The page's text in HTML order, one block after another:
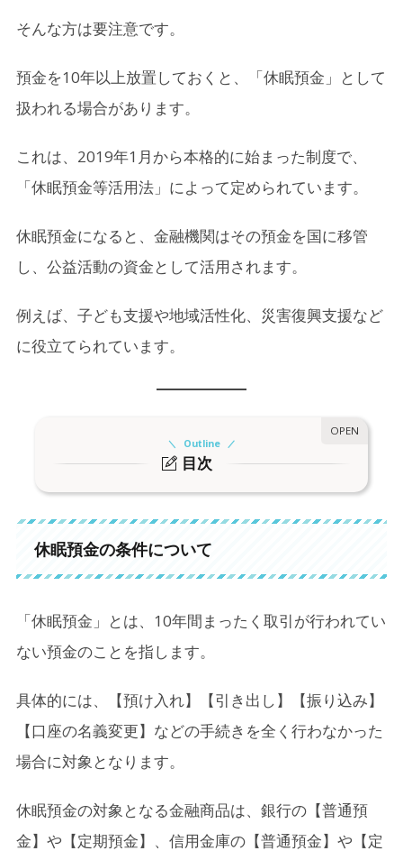
そんな方は要注意です。
預金を10年以上放置しておくと、「休眠預金」として
扱われる場合があります。
これは、2019年1月から本格的に始まった制度で、
「休眠預金等活用法」によって定められています。
休眠預金になると、金融機関はその預金を国に移管
し、公益活動の資金として活用されます。
例えば、子ども支援や地域活性化、災害復興支援など
に役立てられています。
目次
Outline
2. 休眠預金になってもお金は戻ってくる？
3. 休眠預金を防ぐにはどうすればいい？
4. 休眠預金になりそうな時は通知が来る
よう
休眠預金の条件について
「休眠預金」とは、10年間まったく取引が行われてい
ない預金のことを指します。
具体的には、【預け入れ】【引き出し】【振り込み】
【口座の名義変更】などの手続きを全く行わなかった
場合に対象となります。
休眠預金の対象となる金融商品は、銀行の【普通預
金】や【定期預金】、信用金庫の【普通預金】や【定